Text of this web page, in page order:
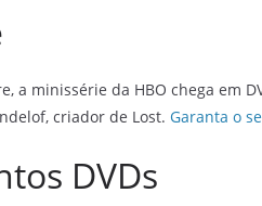
a minissérie da HBO chega em
criador de Lost. Garanta o
DVDs